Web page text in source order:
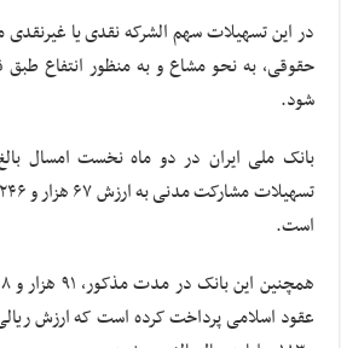
در این تسهیلات سهم الشرکه نقدی یا
حقوقی، به نحو مشاع و به منظور انتفاع طبق
شود.
است.